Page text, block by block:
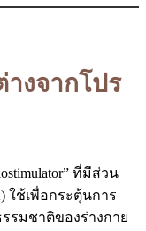
งจากโปร
ที่มีส่วน
ใช้เพื่อกระตุ้นการ
รมชาติของร่างกาย